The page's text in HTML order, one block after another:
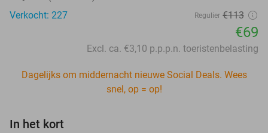
Verkocht: 227
Regulier €113
€69
Excl. ca. €3,10 p.p.p.n. toeristenbelasting
Dagelijks om middernacht nieuwe Social Deals. Wees
snel, op = op!
In het kort